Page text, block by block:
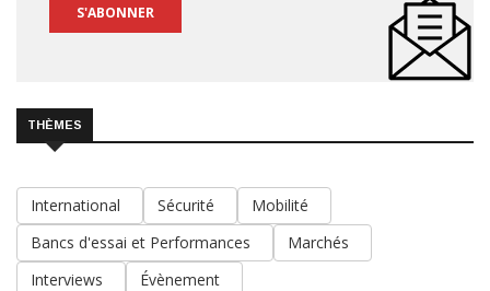
S'ABONNER
THÈMES
International Sécurité
Mobilité
Bancs d'essai et Performances
Marchés
Interviews
Évènement